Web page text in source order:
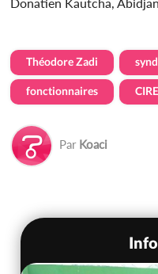
Théodore Zadi
fonctionnaires
Par Koaci